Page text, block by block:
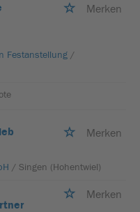
Merken
Festanstellung /
Merken
/ Singen (Hohentwiel)
Merken